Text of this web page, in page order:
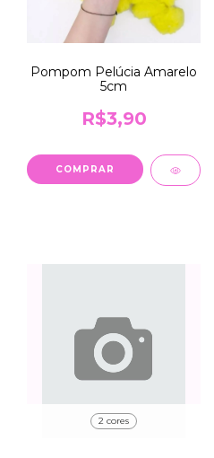
Pompom Pelúcia Amarelo
5cm
R$3,90
2 cores